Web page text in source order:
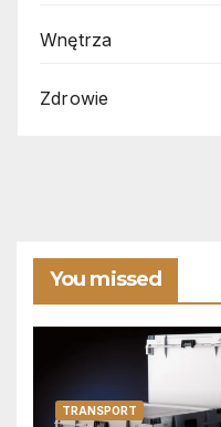
Wnętrza
Zdrowie
You missed
TRANSPORT